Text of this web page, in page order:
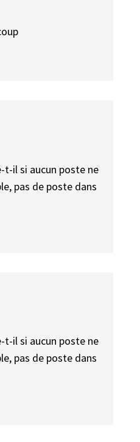
t-il si aucun poste ne
pas de poste dans
t-il si aucun poste ne
pas de poste dans